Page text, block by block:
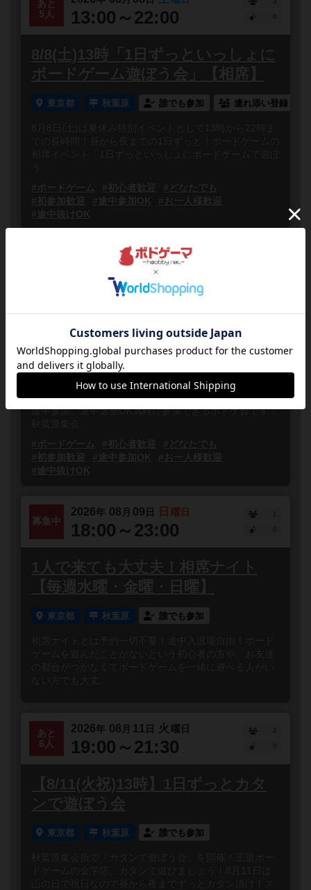
あと
5人
13:00～22:00
8/8(土)13時「1日ずっといっしょに
ボードゲーム遊ぼう会」【相席】
東京都 秋葉原 誰でも参加 連れ添い登録
8月8日(土)は夏休み特別イベントとして13時から22時ま
での長時間！昼から夜までの1日ずっと！ボードゲームの
相席イベント「1日ずっといっしょにボードゲームで遊ぼ
#ボードゲーム
#初心者歓迎
#どなたでも
#初参加歓迎
#途中参加OK
#お一人様歓迎
#途中抜けOK
08月09日 日曜日
13:00～18:00
8/9(日)13時「いっしょにボードゲ
ーム遊ぼう会」【相席】
東京都 秋葉原 誰でも参加
8月は毎週日曜日13時からボードゲームの相席イベント
「いっしょにボードゲームで遊ぼう会」を開催します！
途中参加、途中退室OK気軽に参加できるボドゲ会です！
秋葉原集会...
#ボードゲーム
#初心者歓迎
#どなたでも
#初参加歓迎
#途中参加OK
#お一人様歓迎
#途中抜けOK
募集中
2026年 08 月 09 日 日 曜日
18:00～23:00
1
1人で来ても大丈夫！相席ナイト
【毎週水曜・金曜・日曜】
東京都 秋葉原 誰でも参加
相席ナイトとは予約一切不要！途中入退場自由！ボード
ゲームを遊んだことがないという初心者の方や、お友達
の都合がつかなくてボードゲームを一緒に遊べる人がい
ない方でも大丈...
あと
6人
2026年 08 月 11 日 火 曜日
19:00～21:30
2
【8/11(火祝)13時】1日ずっとカタ
ンで遊ぼう会
東京都 秋葉原 誰でも参加
秋葉原集会所で「カタンで遊ぼう会」を開催！王道ボー
ドゲームの金字塔、カタンで遊びましょう！8月11日は
山の日で祝日なので昼から夜までずっとカタン漬け！ス